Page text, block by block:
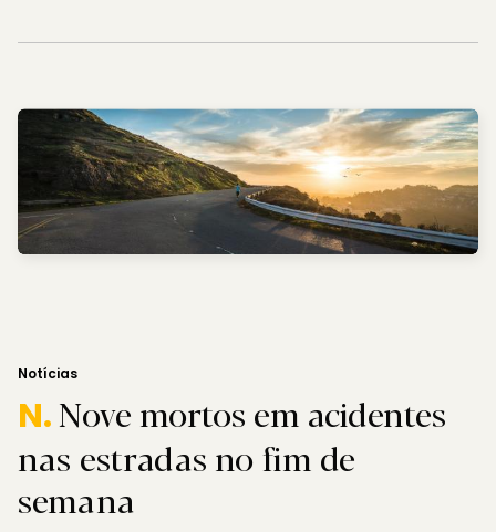
Notícias
N.Nove mortos em acidentes
nas estradas no fim de
semana